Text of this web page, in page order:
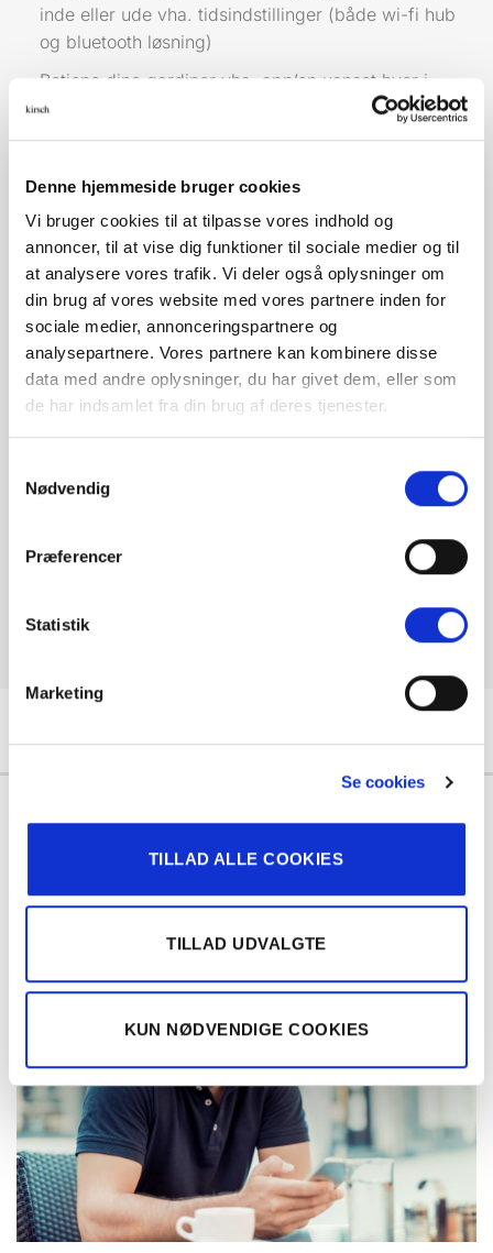
Denne hjemmeside bruger cookies
Vi bruger cookies til at tilpasse vores indhold og
annoncer, til at vise dig funktioner til sociale medier og til
at analysere vores trafik. Vi deler også oplysninger om
din brug af vores website med vores partnere inden for
sociale medier, annonceringspartnere og
analysepartnere. Vores partnere kan kombinere disse
data med andre oplysninger, du har givet dem, eller som
de har indsamlet fra din brug af deres tjenester.
Nødvendig
Præferencer
Statistik
Marketing
Se cookies
TILLAD ALLE COOKIES
TILLAD UDVALGTE
KUN NØDVENDIGE COOKIES
inde eller ude vha. tidsindstillinger (både wi-fi hub
og bluetooth løsning)
Betjene dine gardiner vha. app’en uanset hvor i
verden du er (i kombination med wi-fi hub)
Få dit hjem til at se beboet ud, selv når du ikke er